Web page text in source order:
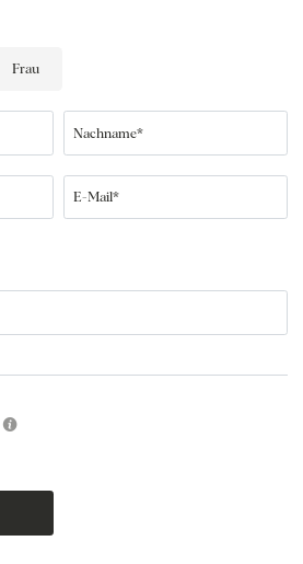
Frau
Nachname*
E-Mail*